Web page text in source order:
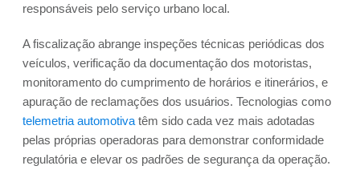
responsáveis pelo serviço urbano local.
A fiscalização abrange inspeções técnicas periódicas dos
veículos, verificação da documentação dos motoristas,
monitoramento do cumprimento de horários e itinerários, e
apuração de reclamações dos usuários. Tecnologias como
telemetria automotiva têm sido cada vez mais adotadas
pelas próprias operadoras para demonstrar conformidade
regulatória e elevar os padrões de segurança da operação.